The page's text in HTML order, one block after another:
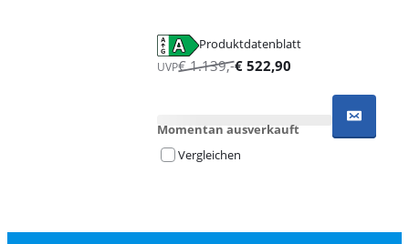
Produktdatenblatt
wird in neuem Tab geöffnetUVP€1.139,-€ 522,90
Momentan ausverkauft
Vergleichen